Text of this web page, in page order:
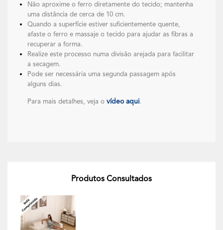
Não aproxime o ferro diretamente do tecido; mantenha
uma distância de cerca de 10 cm.
Quando a superfície estiver suficientemente quente,
afaste o ferro e massaje o tecido para ajudar as fibras a
recuperar a forma.
Realize este processo numa divisão arejada para facilitar
a secagem.
Pode ser necessária uma segunda passagem após
alguns dias.
Para mais detalhes, veja o vídeo aqui.
Produtos Consultados